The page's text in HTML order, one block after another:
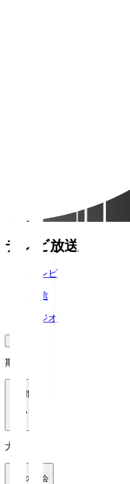
テレビ放送
テレビ
配信
ラジオ
期間
1週間
大会
全ての大会